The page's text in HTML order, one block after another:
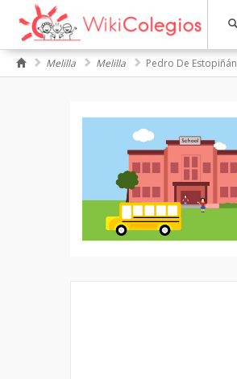
Melilla Melilla Pedro De Estopiñán